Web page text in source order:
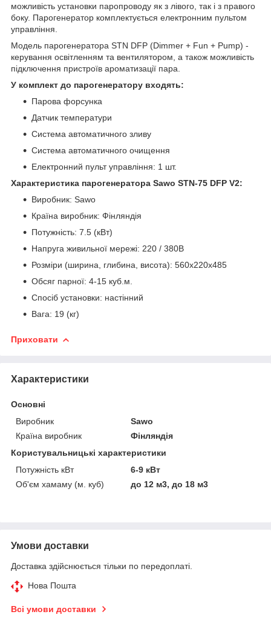
можливість установки паропроводу як з лівого, так і з правого
боку. Парогенератор комплектується електронним пультом
управління.
Модель парогенератора STN DFP (Dimmer + Fun + Pump) -
керування освітленням та вентилятором, а також можливість
підключення пристроїв ароматизації пара.
У комплект до парогенератору входять:
Парова форсунка
Датчик температури
Система автоматичного зливу
Система автоматичного очищення
Електронний пульт управління: 1 шт.
Характеристика парогенератора Sawo STN-75 DFP V2:
Виробник: Sawo
Країна виробник: Фінляндія
Потужність: 7.5 (кВт)
Напруга живильної мережі: 220 / 380В
Розміри (ширина, глибина, висота): 560x220x485
Обсяг парної: 4-15 куб.м.
Спосіб установки: настінний
Вага: 19 (кг)
Приховати
Характеристики
Основні
Виробник
Sawo
Країна виробник
Фінляндія
Користувальницькі характеристики
Потужність кВт
6-9 кВт
Об'єм хамаму (м. куб)
до 12 м3, до 18 м3
Умови доставки
Доставка здійснюється тільки по передоплаті.
Нова Пошта
Всі умови доставки